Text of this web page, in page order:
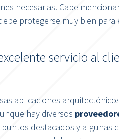
necesarias. Cabe
protegerse muy bien para
servicio al
aplicaciones
hay diversos
destacados y algunas